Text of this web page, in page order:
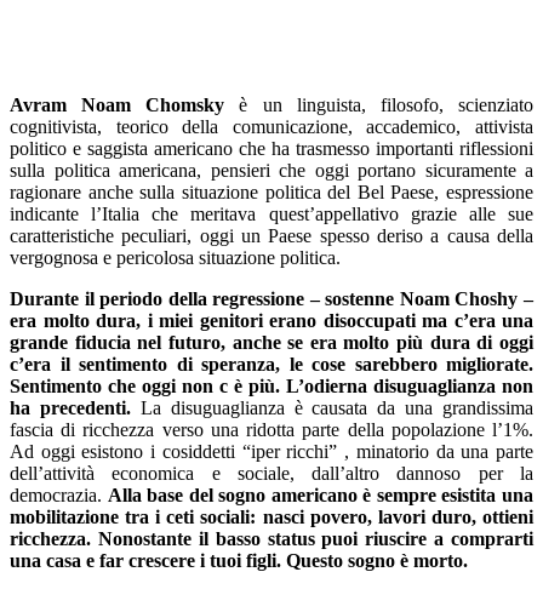
Avram Noam Chomsky è un linguista, filosofo, scienziato
cognitivista, teorico della comunicazione, accademico, attivista
politico e saggista americano che ha trasmesso importanti riflessioni
sulla politica americana, pensieri che oggi portano sicuramente a
ragionare anche sulla situazione politica del Bel Paese, espressione
indicante l’Italia che meritava quest’appellativo grazie alle sue
caratteristiche peculiari, oggi un Paese spesso deriso a causa della
vergognosa e pericolosa situazione politica.
Durante il periodo della regressione – sostenne Noam Choshy –
era molto dura, i miei genitori erano disoccupati ma c’era una
grande fiducia nel futuro, anche se era molto più dura di oggi
c’era il sentimento di speranza, le cose sarebbero migliorate.
Sentimento che oggi non c è più. L’odierna disuguaglianza non
ha precedenti. La disuguaglianza è causata da una grandissima
fascia di ricchezza verso una ridotta parte della popolazione l’1%.
Ad oggi esistono i cosiddetti “iper ricchi” , minatorio da una parte
dell’attività economica e sociale, dall’altro dannoso per la
democrazia. Alla base del sogno americano è sempre esistita una
mobilitazione tra i ceti sociali: nasci povero, lavori duro, ottieni
ricchezza. Nonostante il basso status puoi riuscire a comprarti
una casa e far crescere i tuoi figli. Questo sogno è morto.